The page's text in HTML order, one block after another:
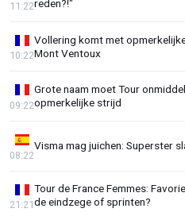
reden?!"
11:22
Vollering komt met
Mont Ventoux
10:22
Grote naam moet Tour
opmerkelijke strijd
09:22
Visma mag juichen: Superster
08:22
Tour de France Femmes:
de eindzege of sprinten?
21:21